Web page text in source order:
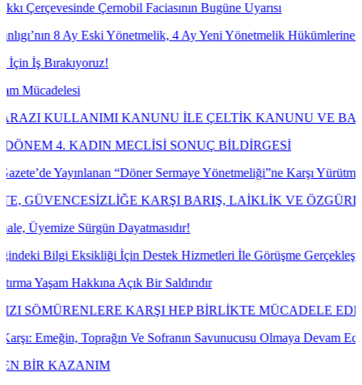
Faciasının Bugüne Uyarısı
Yönetmelik, 4 Ay Yeni Yönetmelik Hükümlerine Göre İşlem Tesis
KANUNU İLE ÇELTİK KANUNU VE BAZI
MECLİSİ SONUÇ BİLDİRGESİ
“Döner Sermaye Yönetmeliği”ne Karşı Yürütmeyi Durdurma ve
KARŞI BARIŞ, LAİKLİK VE ÖZGÜRLÜK
Dayatmasıdır!
İçin Destek Hizmetleri İle Görüşme Gerçekleştirdik.
Açık Bir Saldırıdır
KARŞI HEP BİRLİKTE MÜCADELE EDECEĞİZ
Ve Sofranın Savunucusu Olmaya Devam Edeceğiz!